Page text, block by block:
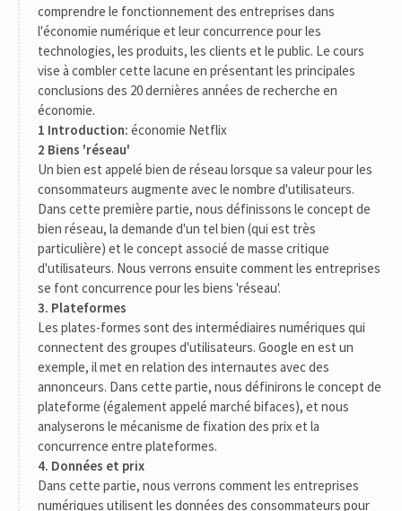
comprendre le fonctionnement des entreprises dans
l'économie numérique et leur concurrence pour les
technologies, les produits, les clients et le public. Le cours
vise à combler cette lacune en présentant les principales
conclusions des 20 dernières années de recherche en
économie.
1 Introduction: économie Netflix
2 Biens 'réseau'
Un bien est appelé bien de réseau lorsque sa valeur pour les
consommateurs augmente avec le nombre d'utilisateurs.
Dans cette première partie, nous définissons le concept de
bien réseau, la demande d'un tel bien (qui est très
particulière) et le concept associé de masse critique
d'utilisateurs. Nous verrons ensuite comment les entreprises
se font concurrence pour les biens 'réseau'.
3. Plateformes
Les plates-formes sont des intermédiaires numériques qui
connectent des groupes d'utilisateurs. Google en est un
exemple, il met en relation des internautes avec des
annonceurs. Dans cette partie, nous définirons le concept de
plateforme (également appelé marché bifaces), et nous
analyserons le mécanisme de fixation des prix et la
concurrence entre plateformes.
4. Données et prix
Dans cette partie, nous verrons comment les entreprises
numériques utilisent les données des consommateurs pour